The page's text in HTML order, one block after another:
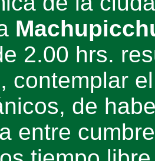
2.00 hrs.
contemplar
de
entre